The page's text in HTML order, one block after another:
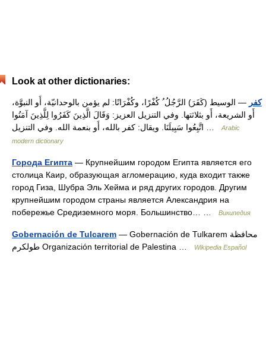
Look at other dictionaries:
كفر — الوسيط (كَفَرَ) الرَّجُلُ ُ كُفْرًا، وكُفْرَانًا: لم يؤمن بالوحدانيّة، أَو النبوَّة،
أَو الشريعة، أَو بثلاثتها. وفي التنزيل العزيز: وَقَالَ الَّذِينَ كَفَرُوا لِلَّذِينَ آمَنُوا
Arabic
modern dictionary
Города Египта — Крупнейшим городом Египта является его
столица Каир, образующая агломерацию, куда входит также
город Гиза, Шубра Эль Хейма и ряд других городов. Другим
крупнейшим городом страны является Александрия на
побережье Средиземного моря. Большинство… …
Википедия
Gobernación de Tulcarem — Gobernación de Tulkarem محافظة
طولكرم Organización territorial de Palestina …
Wikipedia Español